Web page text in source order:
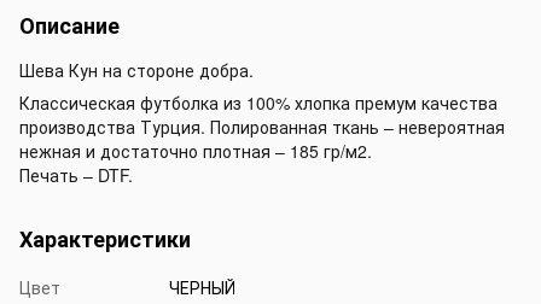
Описание
Шева Кун на стороне добра.
Классическая футболка из 100% хлопка премум качества
производства Турция. Полированная ткань – невероятная
нежная и достаточно плотная – 185 гр/м2.
Печать – DTF.
Характеристики
Цвет
ЧЕРНЫЙ